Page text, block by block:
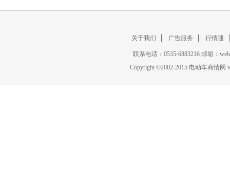
关于我们 广告服务 行情通
联系电话：0535-6883216 邮箱：
Copyright ©2002-2015 电动车商情网